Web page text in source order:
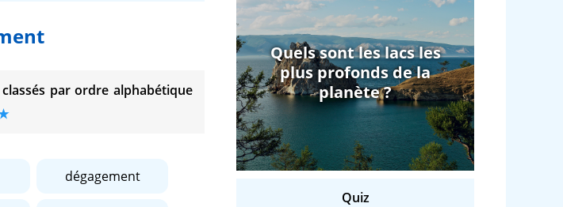
par ordre alphabétique
dégagement
Quels sont les lacs les
plus profonds de la
planète ?
Quiz